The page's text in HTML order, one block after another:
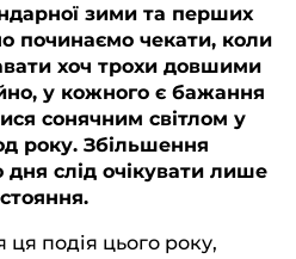
o
p
y
i
n
k
зими та перших
починаємо чекати, коли
хоч трохи довшими
у кожного є бажання
сонячним світлом у
року. Збільшення
дня слід очікувати лише
ця подія цього року,